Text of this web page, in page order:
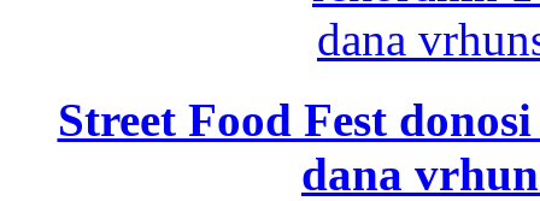
Street Food Fest
dana